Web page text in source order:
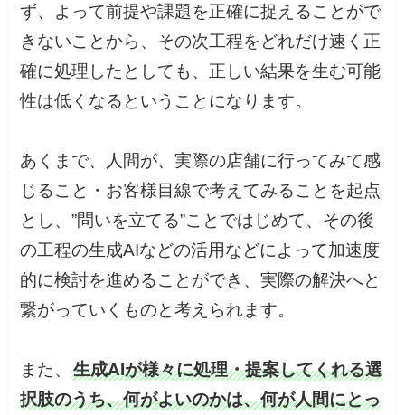
ず、よって前提や課題を正確に捉えることがで
きないことから、その次工程をどれだけ速く正
確に処理したとしても、正しい結果を生む可能
性は低くなるということになります。
あくまで、人間が、実際の店舗に行ってみて感
じること・お客様目線で考えてみることを起点
とし、”問いを立てる”ことではじめて、その後
の工程の生成AIなどの活用などによって加速度
的に検討を進めることができ、実際の解決へと
繋がっていくものと考えられます。
また、生成AIが様々に処理・提案してくれる選
択肢のうち、何がよいのかは、何が人間にとっ